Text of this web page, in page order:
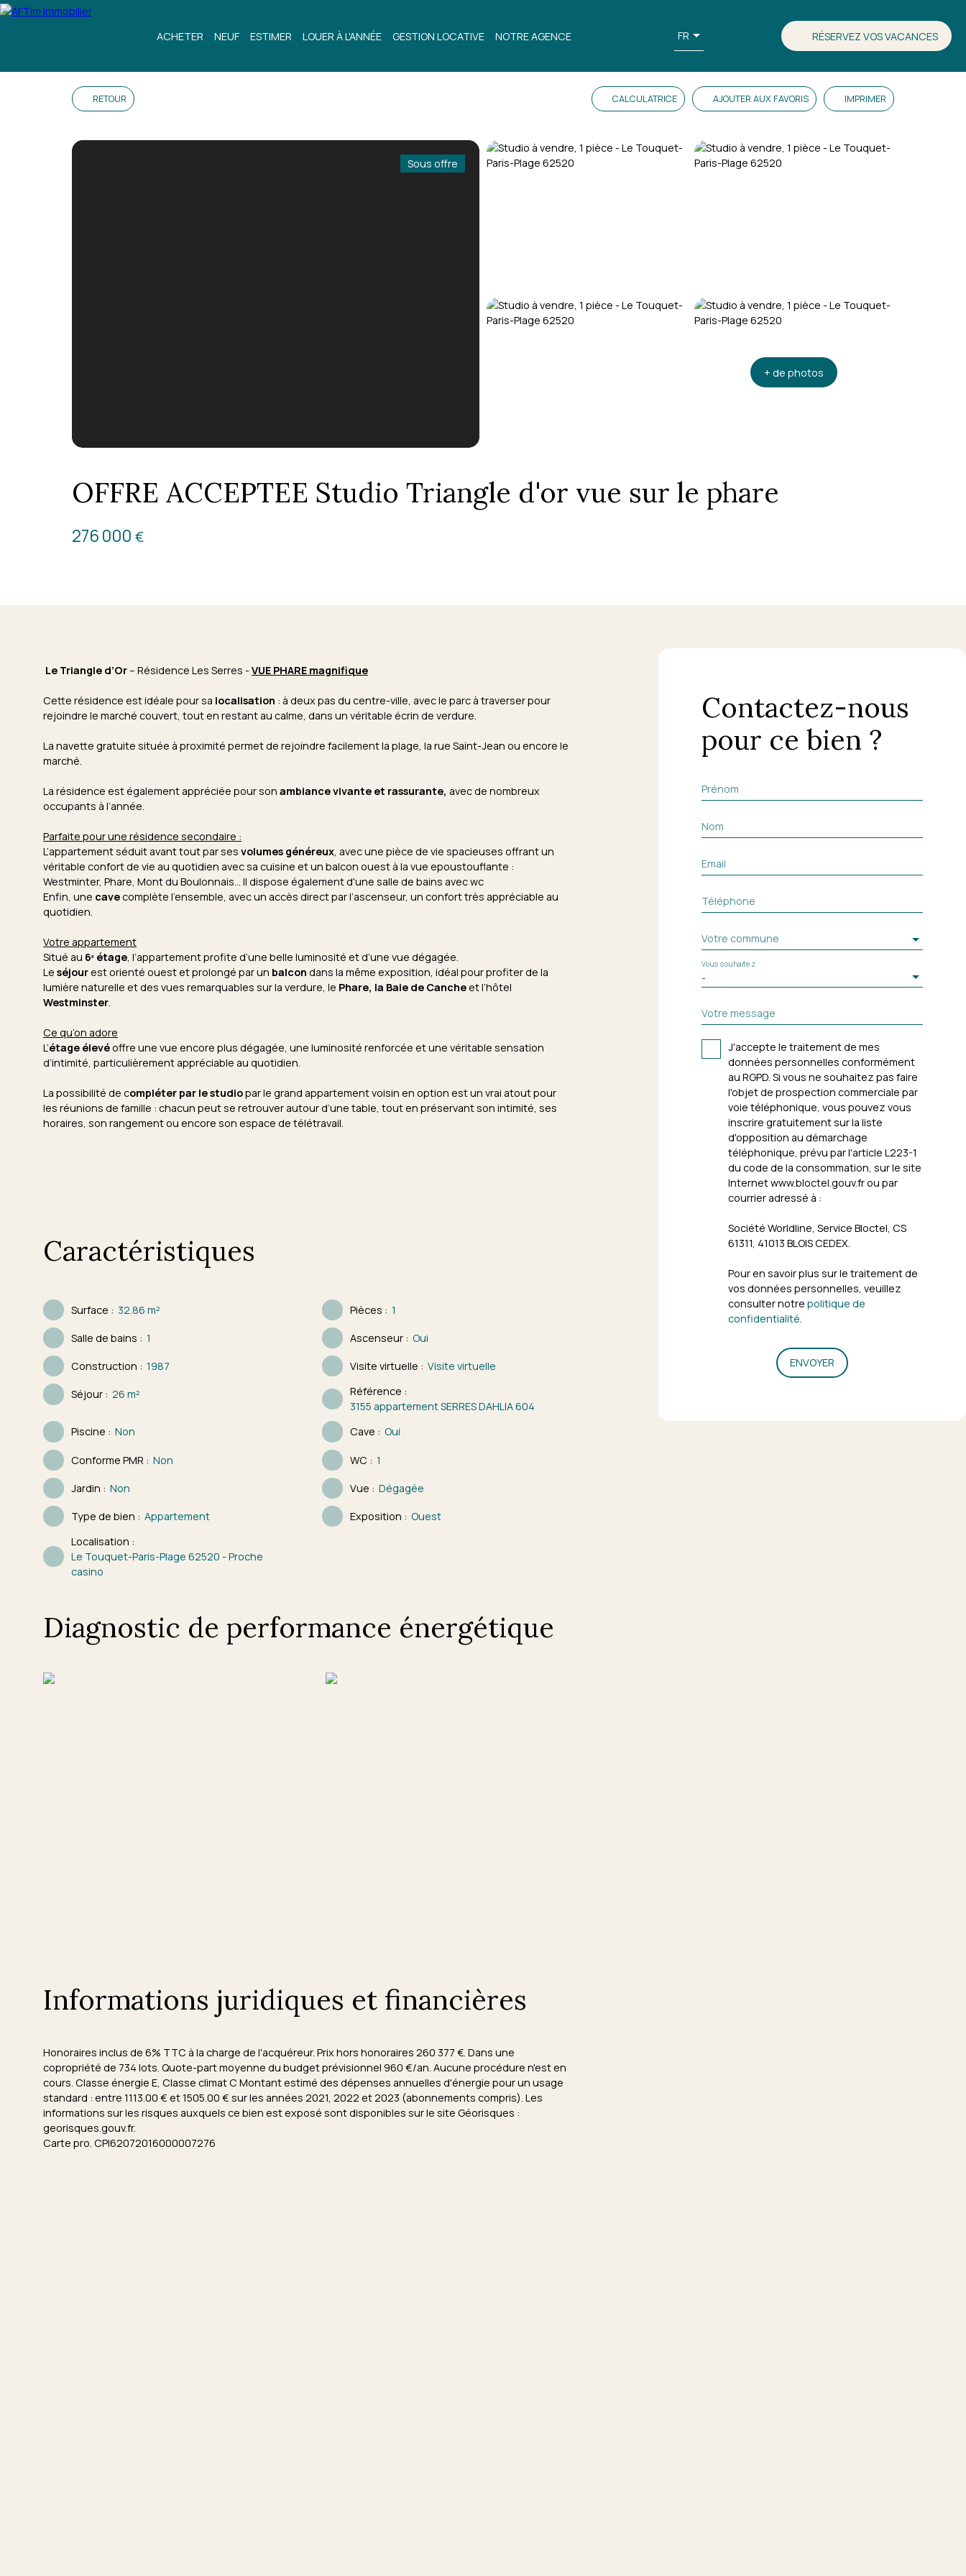
ACHETER NEUF ESTIMER LOUER À L'ANNÉE GESTION LOCATIVE NOTRE AGENCE FR RÉSERVEZ VOS VACANCES
RETOUR CALCULATRICE AJOUTER AUX FAVORIS IMPRIMER
Sous offre
+ de photos
OFFRE ACCEPTEE Studio Triangle d'or vue sur le phare
276 000 €
Le Triangle d’Or– Résidence Les Serres -VUE PHARE magnifique
Cette résidence est idéale pour sa localisation : à deux pas du centre-ville, avec le parc à traverser pour
rejoindre le marché couvert, tout en restant au calme, dans un véritable écrin de verdure.
La navette gratuite située à proximité permet de rejoindre facilement la plage, la rue Saint-Jean ou encore le
marché.
La résidence est également appréciée pour son ambiance vivante et rassurante, avec de nombreux
occupants à l’année.
Parfaite pour une résidence secondaire :
L’appartement séduit avant tout par ses volumes généreux , avec une pièce de vie spacieuses offrant un
véritable confort de vie au quotidien avec sa cuisine et un balcon ouest à la vue epoustouflante :
Westminter, Phare, Mont du Boulonnais... Il dispose également d'une salle de bains avec wc
Enfin, une cavecomplète l’ensemble, avec un accès direct par l’ascenseur, un confort très appréciable au
quotidien.
Votre appartement
Situé au 6ᵉ étage , l’appartement profite d’une belle luminosité et d’une vue dégagée.
Le séjourest orienté ouest et prolongé par un balcon dans la même exposition, idéal pour profiter de la
lumière naturelle et des vues remarquables sur la verdure, le Phare, la Baie de Cancheet l’hôtel
Westminster
Ce qu’on adore
L’étage élevéoffre une vue encore plus dégagée, une luminosité renforcée et une véritable sensation
d’intimité, particulièrement appréciable au quotidien.
La possibilité de compléter par le studiopar le grand appartement voisin en option est un vrai atout pour
les réunions de famille : chacun peut se retrouver autour d’une table, tout en préservant son intimité, ses
horaires, son rangement ou encore son espace de télétravail.
Caractéristiques
Surface : 32.86m² Pièces : 1
Salle de bains : 1 Ascenseur : Oui
Construction : 1987 Visite virtuelle : Visite virtuelle
Séjour : 26m² Référence :
3155 appartement SERRES DAHLIA 604
Piscine : Non Cave : Oui
Conforme PMR : Non WC : 1
Jardin : Non Vue : Dégagée
Type de bien : Appartement Exposition : Ouest
Localisation :
Le Touquet-Paris-Plage 62520 - Proche
casino
Diagnostic de performance énergétique
Informations juridiques et financières
Honoraires inclus de 6% TTC à la charge de l'acquéreur. Prix hors honoraires 260 377 €. Dans une
copropriété de 734 lots. Quote-part moyenne du budget prévisionnel 960 €/an. Aucune procédure n'est en
cours. Classe énergie E, Classe climat C Montant estimé des dépenses annuelles d'énergie pour un usage
standard : entre 1113.00 € et 1505.00 € sur les années 2021, 2022 et 2023 (abonnements compris). Les
informations sur les risques auxquels ce bien est exposé sont disponibles sur le site Géorisques :
georisques.gouv.fr.
Carte pro. CPI62072016000007276
Contactez-nous
pour ce bien ?
Prénom
Nom
Email
Téléphone
Votre commune
-
Vous souhaitez
Votre message
J'accepte le traitement de mes
données personnelles conformément
au RGPD. Si vous ne souhaitez pas faire
l'objet de prospection commerciale par
voie téléphonique, vous pouvez vous
inscrire gratuitement sur la liste
d'opposition au démarchage
téléphonique, prévu par l'article L223-1
du code de la consommation, sur le site
Internet www.bloctel.gouv.fr ou par
courrier adressé à :
Société Worldline, Service Bloctel, CS
61311, 41013 BLOIS CEDEX.
Pour en savoir plus sur le traitement de
vos données personnelles, veuillez
consulter notre politique de
confidentialité
ENVOYER